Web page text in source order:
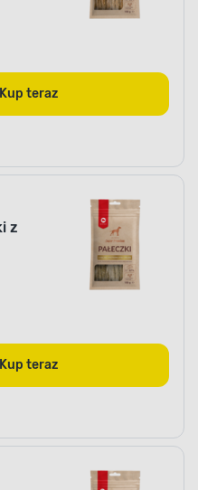
Kup teraz
z
Kup teraz